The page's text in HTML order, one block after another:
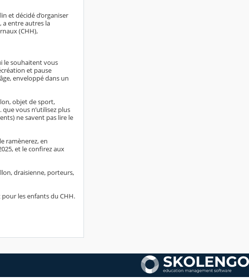
et décidé d’organiser
a entre autres la
(CHH),
le souhaitent vous
et pause
enveloppé dans un
objet de sport,
vous n’utilisez plus
ne savent pas lire le
ramènerez, en
et le confirez aux
draisienne, porteurs,
les enfants du CHH.